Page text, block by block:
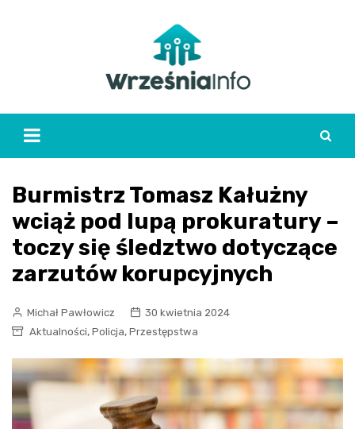
Burmistrz Tomasz Kałużny
wciąż pod lupą prokuratury –
toczy się śledztwo dotyczące
zarzutów korupcyjnych
Michał Pawłowicz
30 kwietnia 2024
Aktualności, Policja, Przestępstwa